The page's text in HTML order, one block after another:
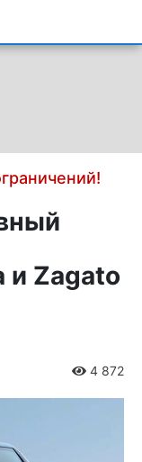
и Zagato
4 872